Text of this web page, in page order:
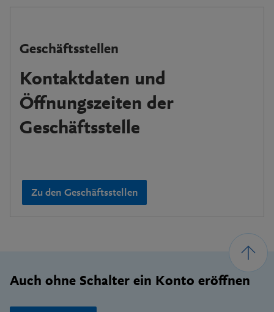
Geschäftsstellen
Kontaktdaten und
Öffnungszeiten der
Geschäftsstelle
Zu den Geschäftsstellen
Auch ohne Schalter ein Konto eröffnen